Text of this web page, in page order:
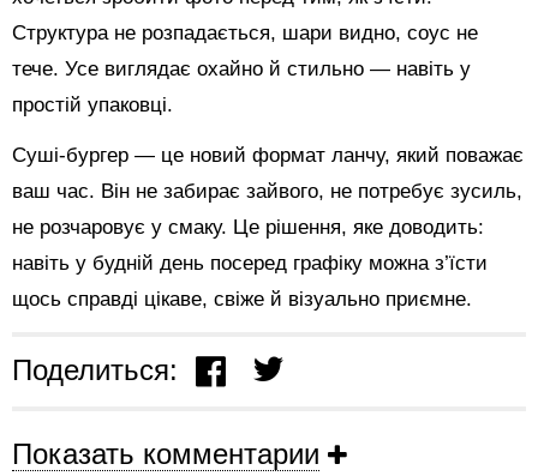
Структура не розпадається, шари видно, соус не
тече. Усе виглядає охайно й стильно — навіть у
простій упаковці.
Суші-бургер — це новий формат ланчу, який поважає
ваш час. Він не забирає зайвого, не потребує зусиль,
не розчаровує у смаку. Це рішення, яке доводить:
навіть у будній день посеред графіку можна з’їсти
щось справді цікаве, свіже й візуально приємне.
Поделиться:
Показать комментарии